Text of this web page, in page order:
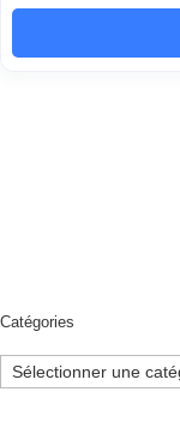
Catégories
Catégories